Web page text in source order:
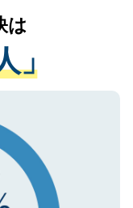
いての厳密な
みに付与され
得済みです。
心ください。
の状況や紹介
アドバイスを
ご転職をされ
トが可能です
。
は
」